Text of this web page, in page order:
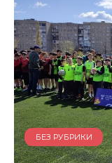
БЕЗ РУБРИКИ